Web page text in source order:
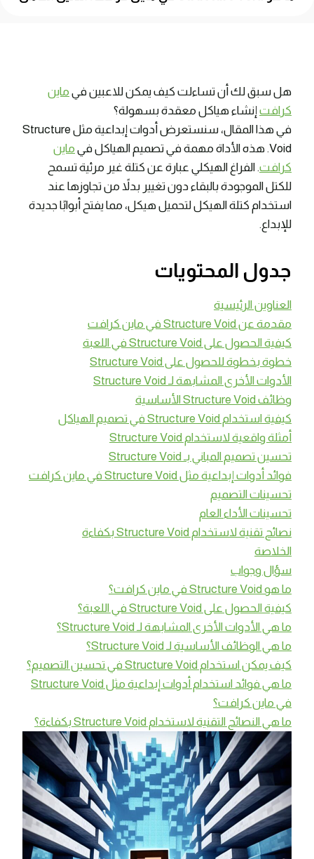
هل سبق لك أن تساءلت كيف يمكن للاعبين في ماين
كرافت إنشاء هياكل معقدة بسهولة؟
في هذا المقال، سنستعرض أدوات إبداعية مثل Structure
Void. هذه الأداة مهمة في تصميم الهياكل في
ماين
كرافت. الفراغ الهيكلي عبارة عن كتلة غير مرئية تسمح
للكتل الموجودة بالبقاء دون تغيير بدلاً من تجاوزها عند
استخدام كتلة الهيكل لتحميل هيكل، مما يفتح أبوابًا جديدة
للإبداع.
جدول المحتويات
العناوين الرئيسية
مقدمة عن Structure Void في ماين كرافت
كيفية الحصول على Structure Void في اللعبة
خطوة بخطوة للحصول على Structure Void
الأدوات الأخرى المشابهة لـ Structure Void
وظائف Structure Void الأساسية
كيفية استخدام Structure Void في تصميم الهياكل
أمثلة واقعية لاستخدام Structure Void
تحسين تصميم المباني بـ Structure Void
فوائد أدوات إبداعية مثل Structure Void في ماين كرافت
تحسينات التصميم
تحسينات الأداء العام
نصائح تقنية لاستخدام Structure Void بكفاءة
الخلاصة
سؤال وجواب
ما هو Structure Void في ماين كرافت؟
كيفية الحصول على Structure Void في اللعبة؟
ما هي الأدوات الأخرى المشابهة لـ Structure Void؟
ما هي الوظائف الأساسية لـ Structure Void؟
كيف يمكن استخدام Structure Void في تحسين التصميم؟
ما هي فوائد استخدام أدوات إبداعية مثل Structure Void
في ماين كرافت؟
ما هي النصائح التقنية لاستخدام Structure Void بكفاءة؟